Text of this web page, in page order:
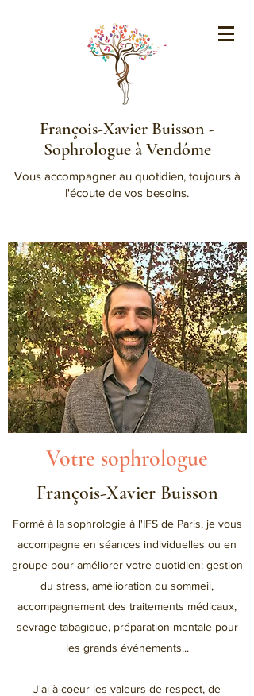
François-Xavier Buisson -
Sophrologue à Vendôme
Vous accompagner au quotidien, toujours à
l'écoute de vos besoins.
Votre sophrologue
François-Xavier Buisson
Formé à la sophrologie à l'IFS de Paris, je vous
accompagne en séances individuelles ou en
groupe pour améliorer votre quotidien: gestion
du stress, amélioration du sommeil,
accompagnement des traitements médicaux,
sevrage tabagique, préparation mentale pour
les grands événements...
J'ai à coeur les valeurs de respect, de